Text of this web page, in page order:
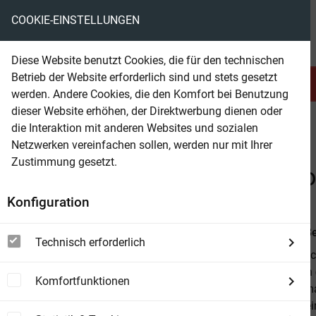
Serien & Abo Belletristik
beam Belletristik Abenteuer & Western Western
Beam Shop
Neal Chadwick Western
Alfred
Neal
und Rache
Fantasy-
begann er
COOKIE-EINSTELLUNGEN
Diese Website benutzt Cookies, die für den technischen
Betrieb der Website erforderlich sind und stets gesetzt
werden. Andere Cookies, die den Komfort bei Benutzung
dieser Website erhöhen, der Direktwerbung dienen oder
die Interaktion mit anderen Websites und sozialen
Netzwerken vereinfachen sollen, werden nur mit Ihrer
Zustimmung gesetzt.
Konfiguration
Technisch erforderlich
Komfortfunktionen